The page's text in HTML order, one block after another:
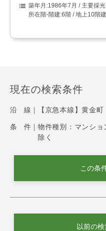
1986年7月
6階 / 地上10階建
現在の検索条件
沿 線｜ 【京急本線】黄金町
条 件｜ 物件種別：マンシ
除く
この条
以前の